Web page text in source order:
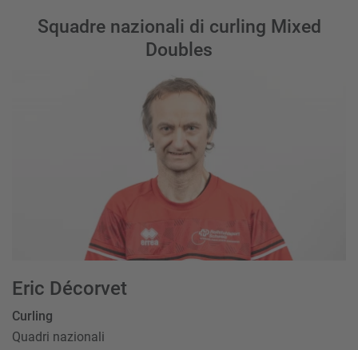
Squadre nazionali di curling Mixed
Doubles
Eric Décorvet
Curling
Quadri nazionali